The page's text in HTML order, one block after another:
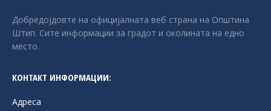
Добредојдовте на официјалната веб страна на Општина
Штип. Сите информации за градот и околината на едно
место.
КОНТАКТ ИНФОРМАЦИИ:
Адреса